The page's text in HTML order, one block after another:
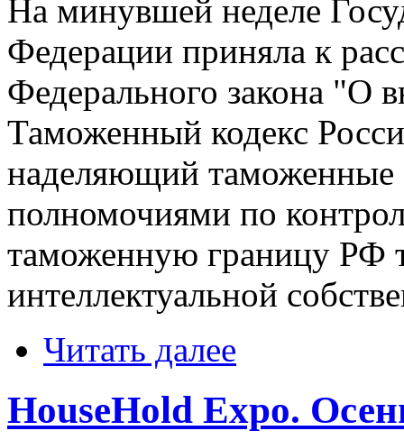
На минувшей неделе
Федерации приняла к
Федерального закона "О
Таможенный кодекс
наделяющий таможенные
полномочиями по
таможенную границу РФ
интеллектуальной
Читать далее
HouseHold Expo.